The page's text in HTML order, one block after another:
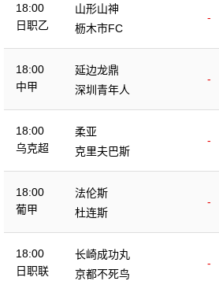
18:00
日职乙
山形山神
-
枥木市FC
18:00
中甲
延边龙鼎
-
深圳青年人
18:00
乌克超
柔亚
-
克里夫巴斯
18:00
葡甲
法伦斯
-
杜连斯
18:00
日职联
长崎成功丸
-
京都不死鸟